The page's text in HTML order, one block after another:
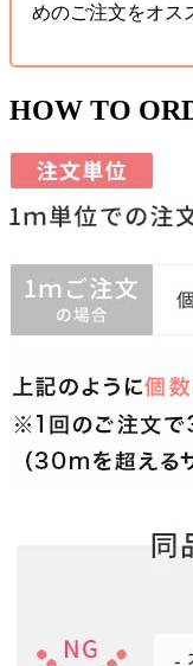
めのご注文をオス
HOW TO